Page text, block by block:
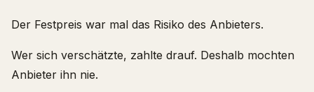
Der Festpreis war mal das Risiko des Anbieters.
Wer sich verschätzte, zahlte drauf. Deshalb mochten
Anbieter ihn nie.